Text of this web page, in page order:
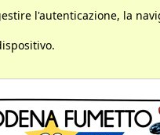
l'autenticazione, la